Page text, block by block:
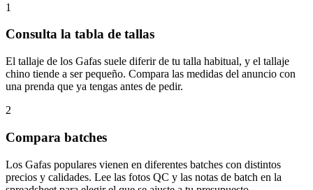
1
Consulta la tabla de tallas
El tallaje de los Gafas suele diferir de tu talla habitual, y el tallaje
chino tiende a ser pequeño. Compara las medidas del anuncio con
una prenda que ya tengas antes de pedir.
2
Compara batches
Los Gafas populares vienen en diferentes batches con distintos
precios y calidades. Lee las fotos QC y las notas de batch en la